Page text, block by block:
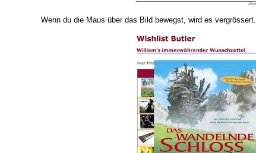
Wenn du die Maus über das Bild bewegst, wird es vergrössert.